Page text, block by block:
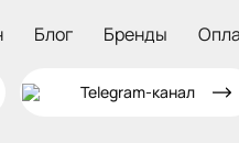
Блог Бренды
Telegram-канал